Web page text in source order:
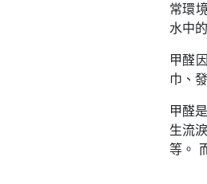
常環
水中
甲醛
巾、
甲醛
生流
等。